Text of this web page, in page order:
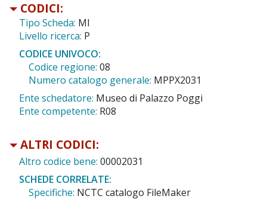
CODICI:
Tipo Scheda: MI
Livello ricerca: P
CODICE UNIVOCO:
Codice regione: 08
Numero catalogo generale: MPPX2031
Ente schedatore: Museo di Palazzo Poggi
Ente competente: R08
ALTRI CODICI:
Altro codice bene: 00002031
SCHEDE CORRELATE:
Specifiche: NCTC catalogo FileMaker